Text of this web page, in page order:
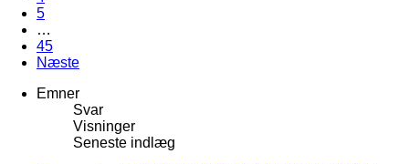
5
…
45
Næste
Emner
Svar
Visninger
Seneste indlæg